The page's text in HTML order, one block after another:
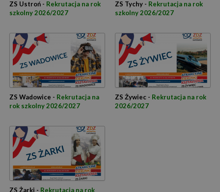
ZS Ustroń - Rekrutacja na rok
szkolny 2026/2027
ZS Tychy - Rekrutacja na rok
szkolny 2026/2027
ZS Wadowice - Rekrutacja na
rok szkolny 2026/2027
ZS Żywiec - Rekrutacja na rok
2026/2027
ZS Żarki - Rekrutacja na rok